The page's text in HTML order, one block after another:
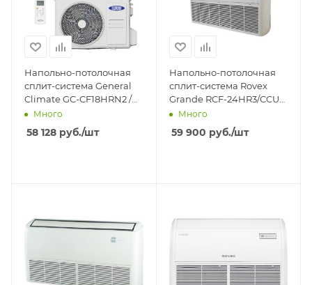
Напольно-потолочная
сплит-система General
Climate GC-CF18HRN2 /
GU-U18H2
Много
58 128 руб./шт
Напольно-потолочная
сплит-система Rovex
Grande RCF-24HR3/CCU-
24HR3
Много
59 900 руб./шт